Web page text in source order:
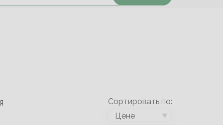
Я
Сортировать по:
Цене